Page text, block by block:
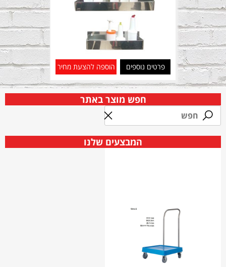
פרטים נוספים הוספה להצעת מחיר
חפש מוצר באתר
המבצעים שלנו